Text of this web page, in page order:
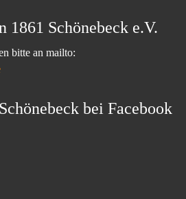
1861 Schönebeck e.V.
bitte an mailto:
bei Facebook